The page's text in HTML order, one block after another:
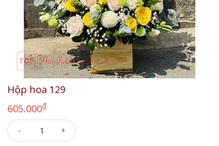
Hộp hoa 129
605.000₫
Hộp hoa 129 số lượng